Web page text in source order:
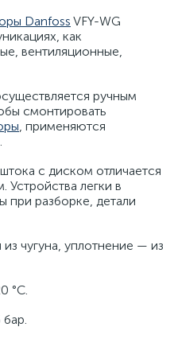
Danfoss VFY-WG
как
вентиляционные,
ручным
смонтировать
, применяются
с диском отличается
легки в
разборке, детали
чугуна, уплотнение — из
°С.